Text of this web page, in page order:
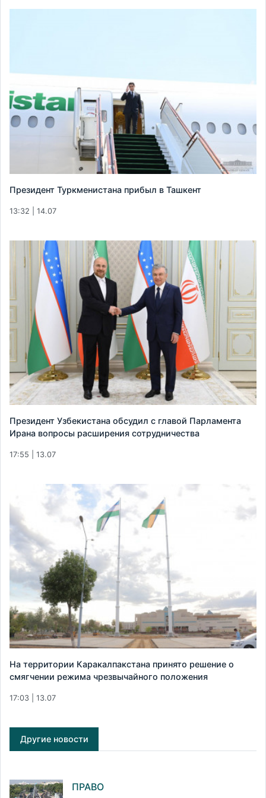
Президент Туркменистана прибыл в Ташкент
13:32 | 14.07
Президент Узбекистана обсудил с главой Парламента
Ирана вопросы расширения сотрудничества
17:55 | 13.07
На территории Каракалпакстана принято решение о
смягчении режима чрезвычайного положения
17:03 | 13.07
Другие новости
ПРАВО